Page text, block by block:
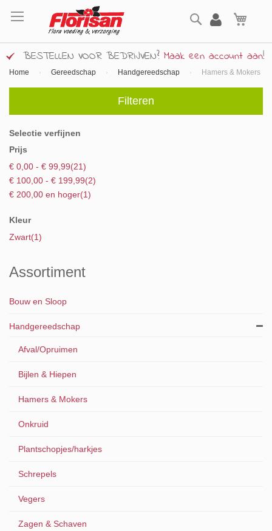
naar
inhoud
Zoek
BESTELLEN VOOR BEDRIJVEN? Maak een account aan!
Home Gereedschap Handgereedschap Hamers & Mokers
Filteren
Selectie verfijnen
Prijs
€ 0,00 - € 99,99 21product
€ 100,00 - € 199,99 2product
€ 200,00 en hoger 1product
Kleur
Zwart 1product
Assortiment
Bouw en Sloop
Handgereedschap
Afval/Opruimen
Bijlen & Hiepen
Hamers & Mokers
Onkruid
Plantschopjes/harkjes
Schrepels
Vegers
Zagen & Schaven